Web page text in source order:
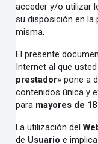
acceder y/o utilizar
su disposición en la
misma.
El presente
Internet al que
prestador»pone a
contenidos única y
para mayores de
La utilización del
de Usuario e